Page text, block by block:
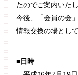
たのでご案内いたし
今後、「会員の会
情報交換の場とし
■日時